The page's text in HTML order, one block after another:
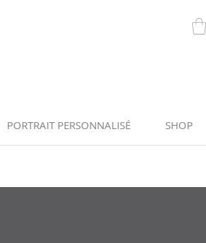
PORTRAIT PERSONNALISÉ SHOP